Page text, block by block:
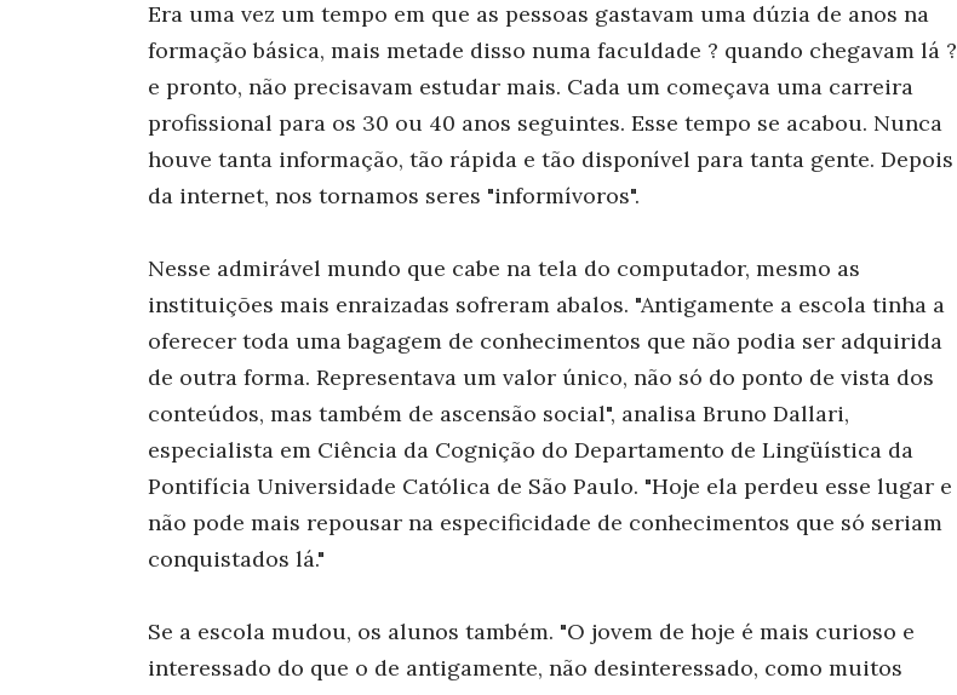
Era uma vez um tempo em que as pessoas gastavam uma dúzia de anos na
formação básica, mais metade disso numa faculdade ? quando chegavam lá ?
e pronto, não precisavam estudar mais. Cada um começava uma carreira
profissional para os 30 ou 40 anos seguintes. Esse tempo se acabou. Nunca
houve tanta informação, tão rápida e tão disponível para tanta gente. Depois
da internet, nos tornamos seres "informívoros".
Nesse admirável mundo que cabe na tela do computador, mesmo as
instituições mais enraizadas sofreram abalos. "Antigamente a escola tinha a
oferecer toda uma bagagem de conhecimentos que não podia ser adquirida
de outra forma. Representava um valor único, não só do ponto de vista dos
conteúdos, mas também de ascensão social", analisa Bruno Dallari,
especialista em Ciência da Cognição do Departamento de Lingüística da
Pontifícia Universidade Católica de São Paulo. "Hoje ela perdeu esse lugar e
não pode mais repousar na especificidade de conhecimentos que só seriam
conquistados lá."
Se a escola mudou, os alunos também. "O jovem de hoje é mais curioso e
interessado do que o de antigamente, não desinteressado, como muitos